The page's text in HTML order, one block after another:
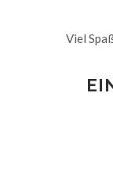
Viel